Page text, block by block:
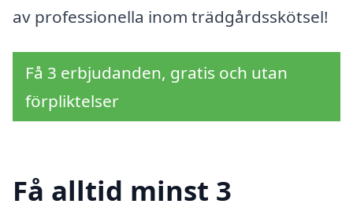
av professionella inom trädgårdsskötsel!
Få 3 erbjudanden, gratis och utan
förpliktelser
Få alltid minst 3